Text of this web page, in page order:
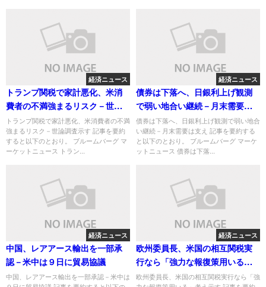
経済ニュース
トランプ関税で家計悪化、米消
費者の不満強まるリスク－世論
調査示す
トランプ関税で家計悪化、米消費者の不満
強まるリスク－世論調査示す 記事を要約
すると以下のとおり。 ブルームバーグ マ
ーケットニュース トラン...
経済ニュース
債券は下落へ、日銀利上げ観測
で弱い地合い継続－月末需要は
支え
債券は下落へ、日銀利上げ観測で弱い地合
い継続－月末需要は支え 記事を要約する
と以下のとおり。 ブルームバーグ マーケ
ットニュース 債券は下落...
経済ニュース
中国、レアアース輸出を一部承
認－米中は９日に貿易協議
中国、レアアース輸出を一部承認－米中は
経済ニュース
欧州委員長、米国の相互関税実
行なら「強力な報復策用いる」
考え示す
欧州委員長、米国の相互関税実行なら「強